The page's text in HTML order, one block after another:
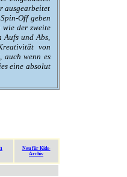
ausgearbeitet
Off geben
wie der zweite
Aufs und Abs,
von
auch wenn es
eine absolut
Neu für Kids-
Archiv